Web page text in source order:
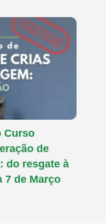
Curso
de
do resgate à
7 de Março